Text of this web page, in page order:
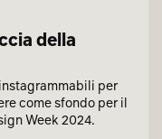
della
per
come sfondo per il
Week 2024.